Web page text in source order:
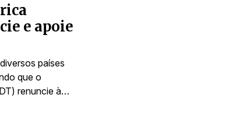
e apoie
países
que o
renuncie à…